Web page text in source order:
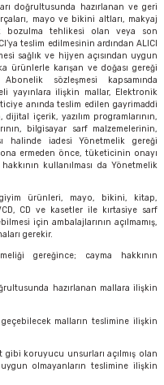
doğrultusunda hazırlanan ve geri
mayo ve bikini altları, makyaj
bozulma tehlikesi olan veya son
teslim edilmesinin ardından ALICI
sağlık ve hijyen açısından uygun
ürünlerle karışan ve doğası gereği
sözleşmesi kapsamında
yayınlara ilişkin mallar, Elektronik
anında teslim edilen gayrimaddi
içerik, yazılım programlarının,
bilgisayar sarf malzemelerinin,
halinde iadesi Yönetmelik gereği
ermeden önce, tüketicinin onayı
kullanılması da Yönetmelik
ürünleri, mayo, bikini, kitap,
CD ve kasetler ile kırtasiye sarf
için ambalajlarının açılmamış,
gerekir.
gereğince; cayma hakkının
hazırlanan mallara ilişkin
malların teslimine ilişkin
koruyucu unsurları açılmış olan
olmayanların teslimine ilişkin